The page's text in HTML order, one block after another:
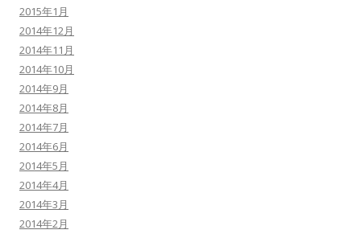
2015年1月
2014年12月
2014年11月
2014年10月
2014年9月
2014年8月
2014年7月
2014年6月
2014年5月
2014年4月
2014年3月
2014年2月